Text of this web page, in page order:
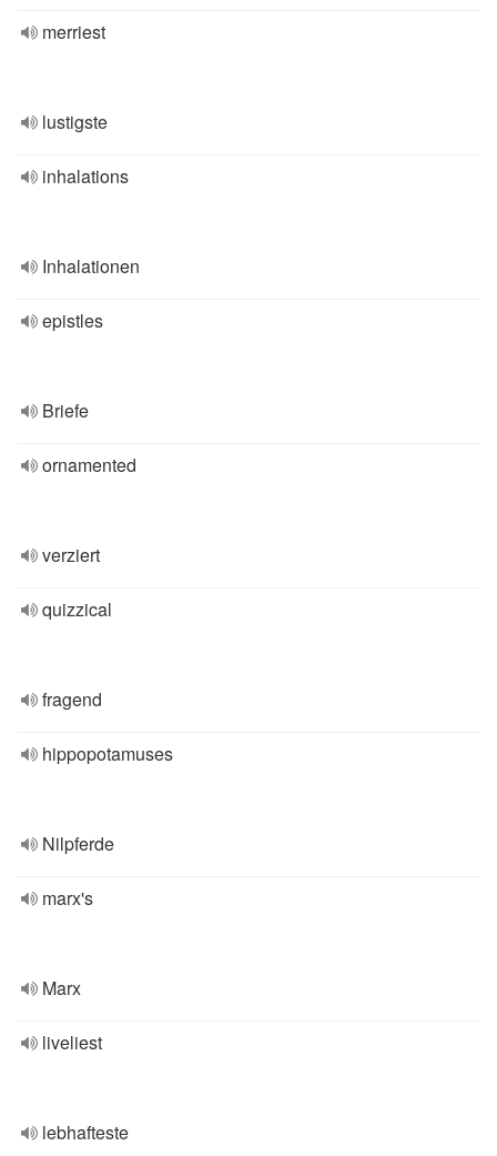
merriest
lustigste
inhalations
Inhalationen
epistles
Briefe
ornamented
verziert
quizzical
fragend
hippopotamuses
Nilpferde
marx's
Marx
liveliest
lebhafteste